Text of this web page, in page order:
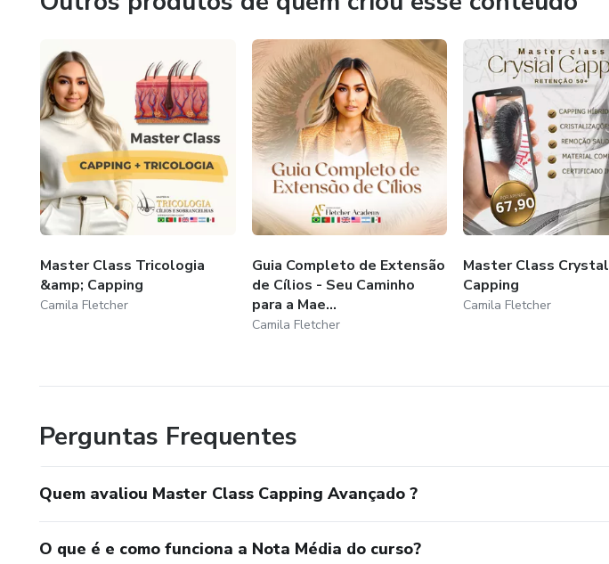
Master Class Tricologia
&amp; Capping
Camila Fletcher
Guia Completo de Extensão
de Cílios - Seu Caminho
para a Mae...
Camila Fletcher
Master Class Crystal
Capping
Camila Fletcher
Perguntas Frequentes
Quem avaliou Master Class Capping Avançado ?
O que é e como funciona a Nota Média do curso?